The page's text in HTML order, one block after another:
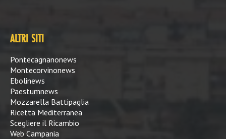
ALTRI SITI
Pontecagnanonews
Montecorvinonews
Ebolinews
Paestumnews
Mozzarella Battipaglia
Ricetta Mediterranea
Scegliere il Ricambio
Web Campania